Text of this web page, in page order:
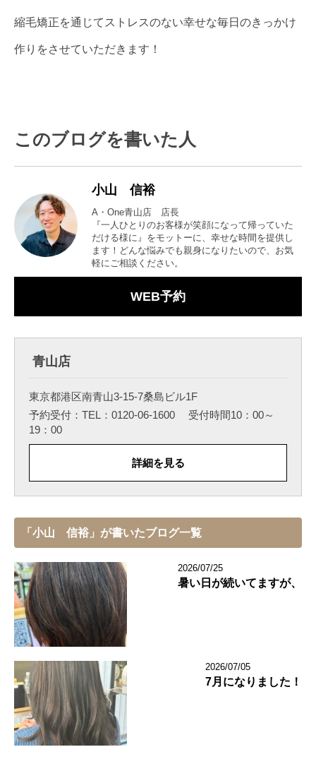
縮毛矯正を通じてストレスのない幸せな毎日のきっかけ
作りをさせていただきます！
このブログを書いた人
小山 信裕
A・One青山店 店長
『一人ひとりのお客様が笑顔になって帰っていた
だける様に』をモットーに、幸せな時間を提供し
ます！どんな悩みでも親身になりたいので、お気
軽にご相談ください。
WEB予約
青山店
東京都港区南青山3-15-7桑島ビル1F
予約受付：TEL：0120-06-1600 受付時間10：00～
19：00
詳細を見る
「小山 信裕」が書いたブログ一覧
2026/07/25
暑い日が続いてますが、
2026/07/05
7月になりました！